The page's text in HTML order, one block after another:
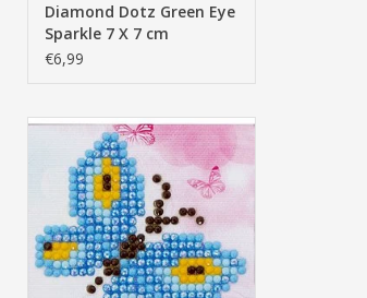
Diamond Dotz Green Eye
Sparkle 7 X 7 cm
€6,99
Diamond Dotz Butterfly Sparkle 7
X 7 cm